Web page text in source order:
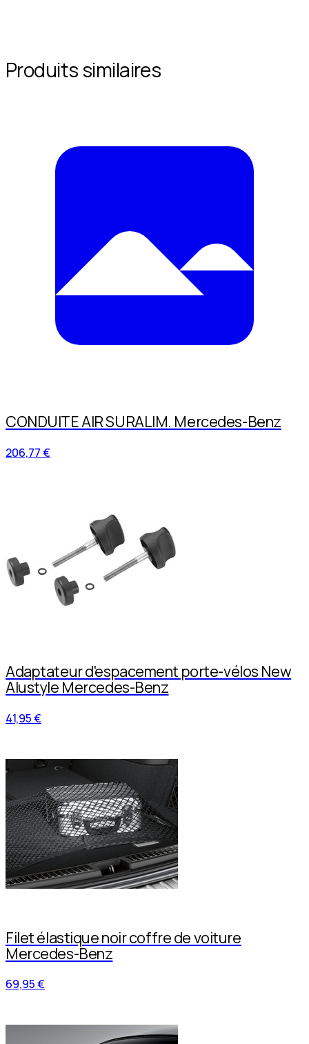
Produits similaires
CONDUITE AIR SURALIM. Mercedes-Benz
206,77 €
Adaptateur d'espacement porte-vélos New
Alustyle Mercedes-Benz
41,95 €
Filet élastique noir coffre de voiture
Mercedes-Benz
69,95 €